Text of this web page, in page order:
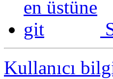
Kullanıcı